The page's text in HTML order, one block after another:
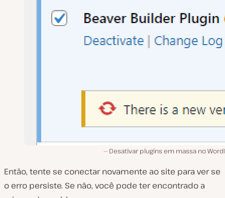
Desativar plugins em massa no
Então, tente se conectar novamente ao site para ver se
o erro persiste. Se não, você pode ter encontrado a